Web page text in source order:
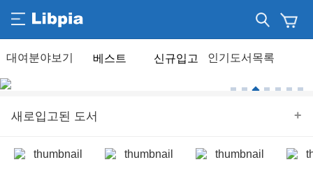
베스트 신규입고
새로입고된 도서 +